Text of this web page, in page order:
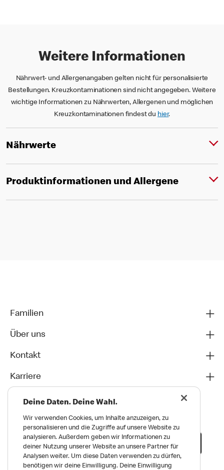
Weitere Informationen
Nährwert- und Allergenangaben gelten nicht für personalisierte
Bestellungen. Kreuzkontaminationen sind nicht angegeben. Weitere
wichtige Informationen zu Nährwerten, Allergenen und möglichen
Kreuzkontaminationen findest du hier.
Nährwerte
Produktinformationen und Allergene
Familien
Über uns
Kontakt
Karriere
Deine Daten. Deine Wahl.
Wir verwenden Cookies, um Inhalte anzuzeigen, zu
personalisieren und die Zugriffe auf unsere Website zu
analysieren. Außerdem geben wir Informationen zu
deiner Nutzung unserer Website an unsere Partner für
Analysen weiter. Um diese Daten verwenden zu dürfen,
benötigen wir deine Einwilligung. Deine Einwilligung